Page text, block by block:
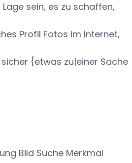
sein, es zu schaffen,
Profil Fotos im Internet,
{etwas zu|einer Sache
Bild Suche Merkmal